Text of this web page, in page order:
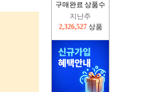
구매완료 상품수
지난주
2,326,527 상품